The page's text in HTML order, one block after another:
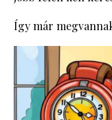
Így már